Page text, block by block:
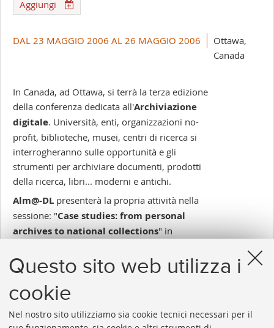
Questo sito web utilizza i
cookie
Nel nostro sito utilizziamo sia cookie tecnici necessari per il
Aggiungi
DAL 23 MAGGIO 2006 AL 26 MAGGIO 2006
Ottawa,
Canada
In Canada, ad Ottawa, si terrà la terza edizione
della conferenza dedicata all'Archiviazione
digitale. Università, enti, organizzazioni no-
profit, biblioteche, musei, centri di ricerca si
interrogheranno sulle opportunità e gli
strumenti per archiviare documenti, prodotti
della ricerca, libri... moderni e antichi.
Alm@-DLpresenterà la propria attività nella
sessione: "Case studies: from personal
archives to national collections" in